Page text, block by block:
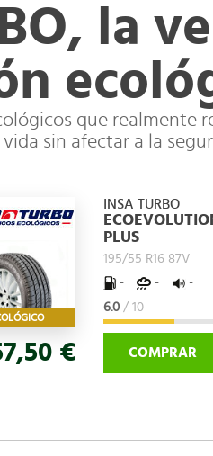
la
que realmente
sin afectar a la
INSA TURBO
PLUS
195/55 R16 87V
-
-
-
6.0/ 10
€ COMPRAR